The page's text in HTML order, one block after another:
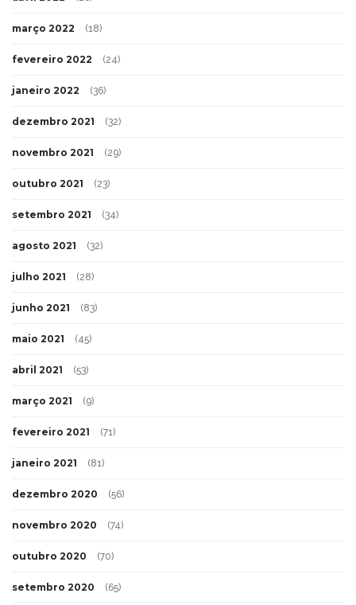
março 2022 (18)
fevereiro 2022 (24)
janeiro 2022 (36)
dezembro 2021 (32)
novembro 2021 (29)
outubro 2021 (23)
setembro 2021 (34)
agosto 2021 (32)
julho 2021 (28)
junho 2021 (83)
maio 2021 (45)
abril 2021 (53)
março 2021 (9)
fevereiro 2021 (71)
janeiro 2021 (81)
dezembro 2020 (56)
novembro 2020 (74)
outubro 2020 (70)
setembro 2020 (65)